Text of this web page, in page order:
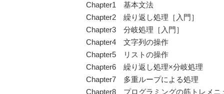
Chapter1 基本文法
Chapter2 繰り返し処理［入門］
Chapter3 分岐処理［入門］
Chapter4 文字列の操作
Chapter5 リストの操作
Chapter6 繰り返し処理×分岐処理
Chapter7 多重ループによる処理
Chapter8 プログラミングの筋トレメニ